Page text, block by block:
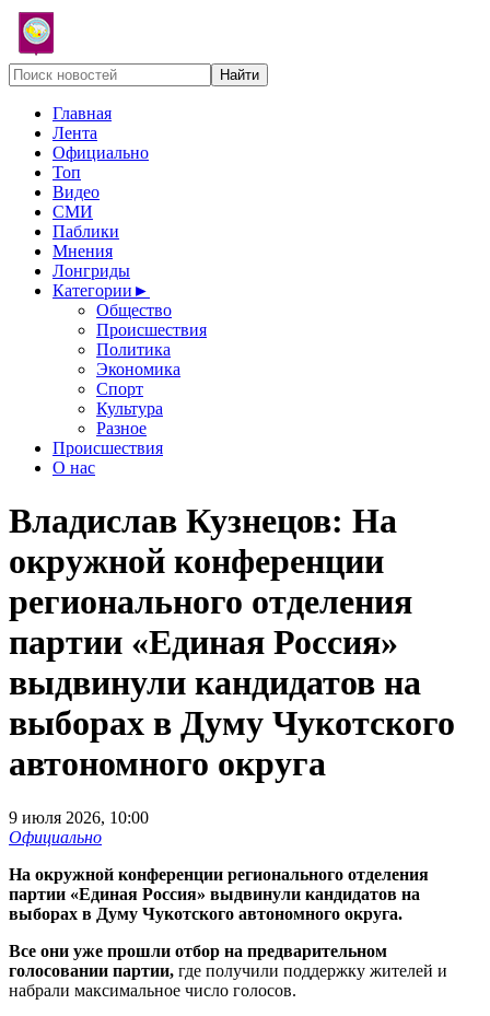
Главная
Лента
Официально
Топ
Видео
СМИ
Паблики
Мнения
Лонгриды
Категории ►
Общество
Происшествия
Политика
Экономика
Спорт
Культура
Разное
Происшествия
О нас
Владислав Кузнецов: На
окружной конференции
регионального отделения
партии «Единая Россия»
выдвинули кандидатов на
выборах в Думу Чукотского
автономного округа
9 июля 2026, 10:00
Официально
На окружной конференции регионального отделения
партии «Единая Россия» выдвинули кандидатов на
выборах в Думу Чукотского автономного округа.
Все они уже прошли отбор на предварительном
голосовании партии, где получили поддержку жителей и
набрали максимальное число голосов.